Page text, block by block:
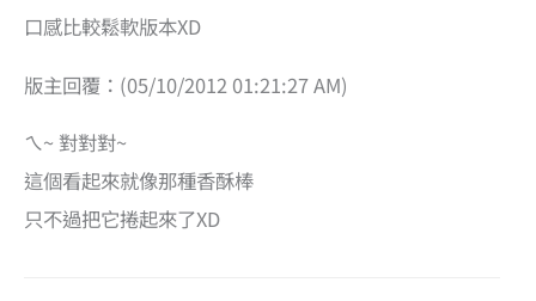
口感比較鬆軟版本XD
版主回覆：(05/10/2012 01:21:27 AM)
ㄟ~ 對對對~
這個看起來就像那種香酥棒
只不過把它捲起來了XD